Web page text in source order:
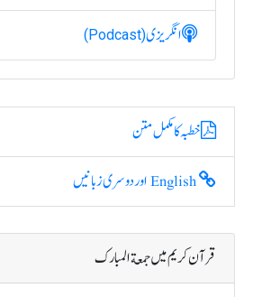
انگریزی(Podcast)
خطبہ کا مکمل متن
قرآن کریم میں جمعة المبارک